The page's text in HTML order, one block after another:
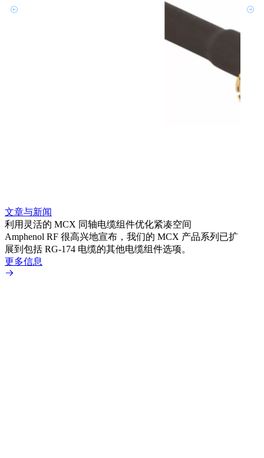
文章与新闻
利用灵活的 MCX 同轴电缆组件优化紧凑空间
Amphenol RF 很高兴地宣布，我们的 MCX 产品系列已扩
展到包括 RG-174 电缆的其他电缆组件选项。
更多信息